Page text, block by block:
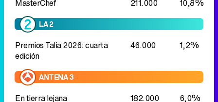
En tierra lejana 182.000 6,0%
En guardia: mujeres contra el
crimenLa verdadera historia
trasAs bestas
266.000 6,3%